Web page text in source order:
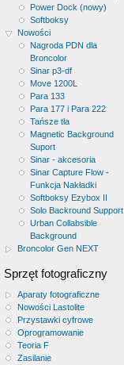
Power Dock (nowy)
Softboksy
Nowości
Nagroda PDN dla
Broncolor
Sinar p3-df
Move 1200L
Para 133
Para 177 i Para 222
Tańsze tła
Magnetic Background
Suport
Sinar - akcesoria
Sinar Capture Flow -
Funkcja Nakładki
Softboksy Ezybox II
Solo Backround Support
Urban Collabsible
Background
Broncolor Gen NEXT
Sprzęt fotograficzny
Aparaty fotograficzne
Nowości Lastolite
Przystawki cyfrowe
Oprogramowanie
Teoria F
Zasilanie